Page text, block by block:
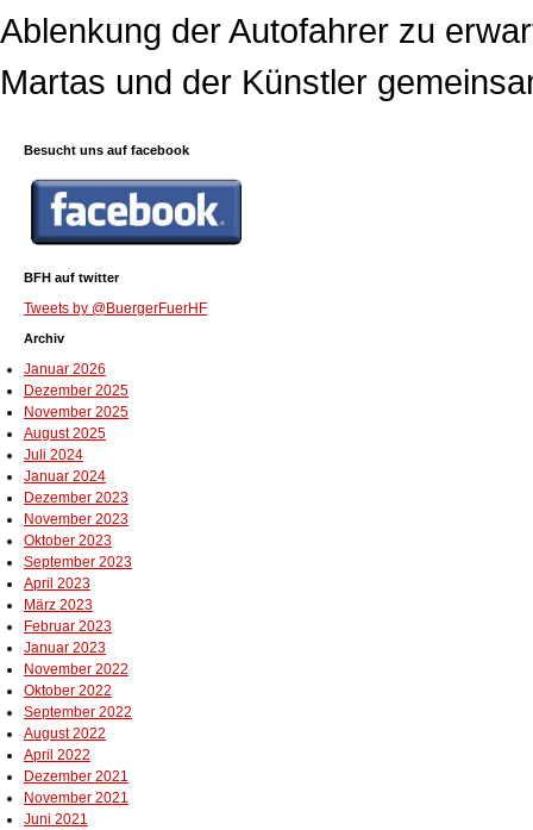
Ablenkung der Autofahrer zu
Martas und der Künstler
Besucht uns auf facebook
BFH auf twitter
Tweets by @BuergerFuerHF
Archiv
Januar 2026
Dezember 2025
November 2025
August 2025
Juli 2024
Januar 2024
Dezember 2023
November 2023
Oktober 2023
September 2023
April 2023
März 2023
Februar 2023
Januar 2023
November 2022
Oktober 2022
September 2022
August 2022
April 2022
Dezember 2021
November 2021
Juni 2021